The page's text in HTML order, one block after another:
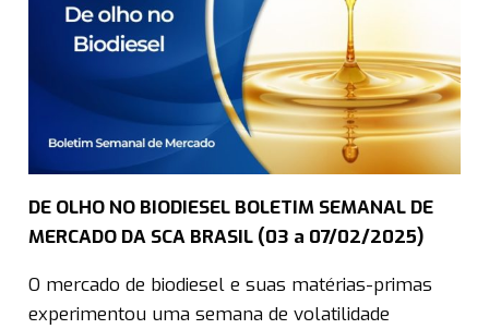
DE OLHO NO BIODIESEL BOLETIM SEMANAL DE
MERCADO DA SCA BRASIL (03 a 07/02/2025)
O mercado de biodiesel e suas matérias-primas
experimentou uma semana de volatilidade